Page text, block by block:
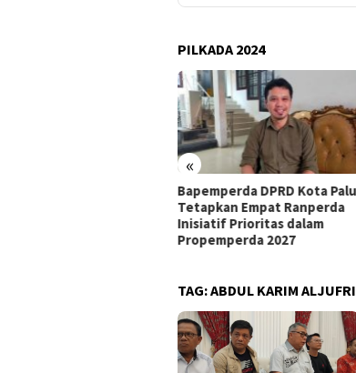
PILKADA 2024
«
Feri Anwar Pilih Tetap
Bersama Ahmad Ali, Sebut
NasDem Kurang Hargai
Perjuangan Kader AAC
TAG:ABDUL KARIM ALJUFRI